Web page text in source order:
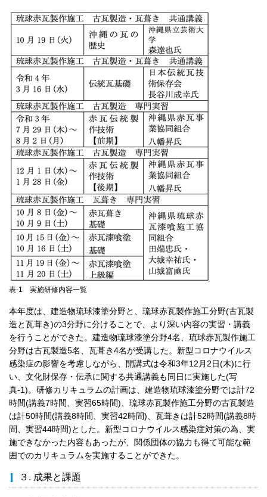
表-1 実施研修内容一覧
本年度は、建造物琉球漆塗分野と、琉球赤瓦製作施工分野(古瓦製
造と瓦葺き)の3分野に分けることで、より深い内容の実習・講義
を行うことができた。建造物琉球漆塗分野4名、琉球赤瓦製作施工
分野は古瓦製造5名、瓦葺き4名が受講した。新型コロナウイルス
感染症の影響を考慮しながら、開講式は令和3年12月2日(木)に行
い、文化財保存・伝承に関する共通講義も同日に実施した(写
真-1)。研修カリキュラムの計画は、建造物琉球漆塗分野では計72
時間(講義7時間、実習65時間)、琉球赤瓦製作施工分野の古瓦製造
は計50時間(講義8時間、実習42時間)、瓦葺きは計52時間(講義8時
間、実習44時間)とした。新型コロナウイルス感染症対策の為、実
施できなかった内容もあったが、関係団体の協力も得て可能な範
囲でのカリキュラムを実施することができた。
３. 成果と課題